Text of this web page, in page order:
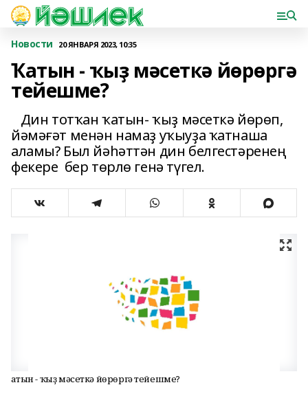
Новости 20 ЯНВАРЯ 2023, 10:35
Ҡатын - ҡыҙ мәсеткә йөрөргә
тейешме?
Дин тотҡан ҡатын- ҡыҙ мәсеткә йөрөп,
йәмәғәт менән намаҙ уҡыуҙа ҡатнаша
аламы? Был йәһәттән дин белгестәренең
фекере бер төрлө генә түгел.
Ҡатын - ҡыҙ мәсеткә йөрөргә тейешме?